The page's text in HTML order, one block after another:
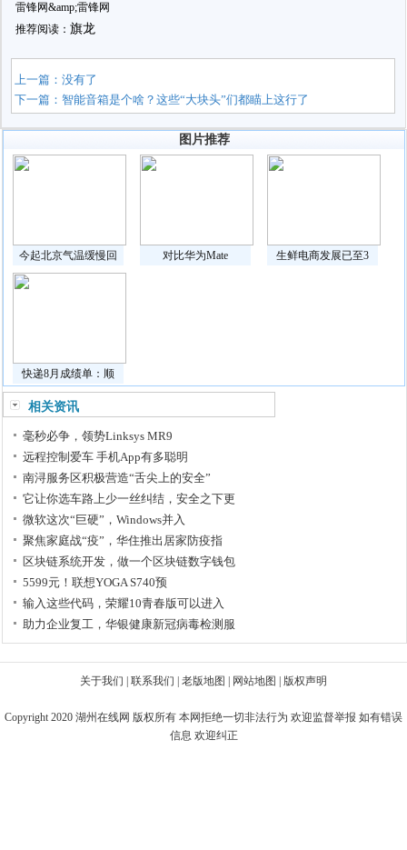
雷锋网&amp;雷锋网
推荐阅读： 旗龙
上一篇：没有了
下一篇：智能音箱是个啥？这些“大块头”们都瞄上这行了
图片推荐
今起北京气温缓慢回 对比华为Mate 生鲜电商发展已至3
快递8月成绩单：顺
相关资讯
毫秒必争，领势Linksys MR9
远程控制爱车 手机App有多聪明
南浔服务区积极营造“舌尖上的安全”
它让你选车路上少一丝纠结，安全之下更
微软这次“巨硬”，Windows并入
聚焦家庭战“疫”，华住推出居家防疫指
区块链系统开发，做一个区块链数字钱包
5599元！联想YOGA S740预
输入这些代码，荣耀10青春版可以进入
助力企业复工，华银健康新冠病毒检测服
关于我们 联系我们 老版地图 网站地图 版权声明
Copyright 2020 湖州在线网 版权所有 本网拒绝一切非法行为 欢迎监督举报 如有错误
信息 欢迎纠正